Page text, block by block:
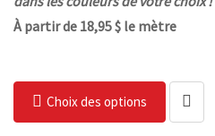
À partir de 18,95 $ le mètre
Choix des options